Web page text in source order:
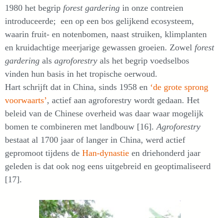
1980 het begrip forest gardering in onze contreien
introduceerde; een op een bos gelijkend ecosysteem,
waarin fruit- en notenbomen, naast struiken, klimplanten
en kruidachtige meerjarige gewassen groeien. Zowel forest
gardering als agroforestry als het begrip voedselbos
vinden hun basis in het tropische oerwoud.
Hart schrijft dat in China, sinds 1958 en ‘de grote sprong
voorwaarts’, actief aan agroforestry wordt gedaan. Het
beleid van de Chinese overheid was daar waar mogelijk
bomen te combineren met landbouw [16]. Agroforestry
bestaat al 1700 jaar of langer in China, werd actief
gepromoot tijdens de Han-dynastie en driehonderd jaar
geleden is dat ook nog eens uitgebreid en geoptimaliseerd
[17].